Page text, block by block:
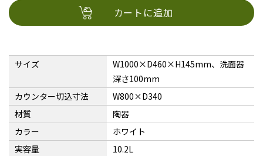
カートに追加
サイズ
W1000×D460×H145mm、洗面器
深さ100mm
カウンター切込寸法
W800×D340
材質
陶器
カラー
ホワイト
実容量
10.2L